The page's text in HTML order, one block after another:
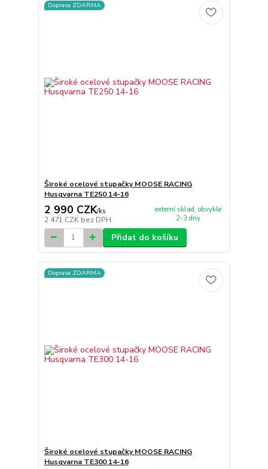
Doprava ZDARMA
Široké ocelové stupačky MOOSE RACING
Husqvarna TE250 14-16
2 990 CZK/ks
2 471 CZK bez DPH
externí sklad, obvykle
2-3 dny
Přidat do košíku
Doprava ZDARMA
Široké ocelové stupačky MOOSE RACING
Husqvarna TE300 14-16